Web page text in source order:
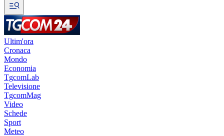
Ultim'ora
Cronaca
Mondo
Economia
TgcomLab
Televisione
TgcomMag
Video
Schede
Sport
Meteo